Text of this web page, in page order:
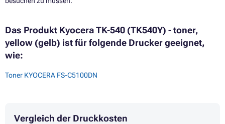
Das Produkt Kyocera TK-540 (TK540Y) - toner,
yellow (gelb) ist für folgende Drucker geeignet,
wie:
Toner KYOCERA FS-C5100DN
Vergleich der Druckkosten